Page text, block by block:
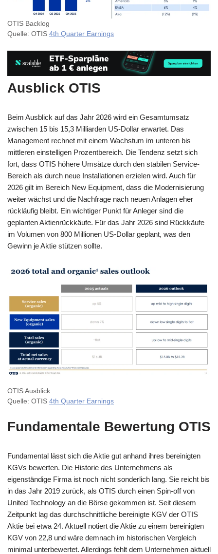
OTIS Backlog
Quelle: OTIS 4th Quarter Earnings
Ausblick OTIS
Beim Ausblick auf das Jahr 2026 wird ein Gesamtumsatz
zwischen 15 bis 15,3 Milliarden US-Dollar erwartet. Das
Management rechnet mit einem Wachstum im unteren bis
mittleren einstelligen Prozentbereich. Die Tendenz setzt sich
fort, dass OTIS höhere Umsätze durch den stabilen Service-
Bereich als durch neue Installationen erzielen wird. Auch für
2026 gilt im Bereich New Equipment, dass die Modernisierung
weiter wächst und die Nachfrage nach neuen Anlagen eher
rückläufig bleibt. Ein wichtiger Punkt für Anleger sind die
geplanten Aktienrückkäufe. Für das Jahr 2026 sind Rückkäufe
im Volumen von 800 Millionen US-Dollar geplant, was den
Gewinn je Aktie stützen sollte.
OTIS Ausblick
Quelle: OTIS 4th Quarter Earnings
Fundamentale Bewertung OTIS
Fundamental lässt sich die Aktie gut anhand ihres bereinigten
KGVs bewerten. Die Historie des Unternehmens als
eigenständige Firma ist noch nicht sonderlich lang. Sie reicht bis
in das Jahr 2019 zurück, als OTIS durch einen Spin-off von
United Technology an die Börse gekommen ist. Seit diesem
Zeitpunkt lag das durchschnittliche bereinigte KGV der OTIS
Aktie bei etwa 24. Aktuell notiert die Aktie zu einem bereinigten
KGV von 22,8 und wäre demnach im historischen Vergleich
minimal unterbewertet. Allerdings fehlt dem Unternehmen aktuell